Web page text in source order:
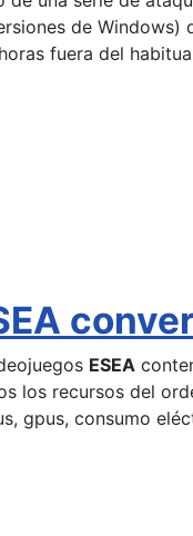
de
fuera del
ESEA
los recursos del
gpus, consumo